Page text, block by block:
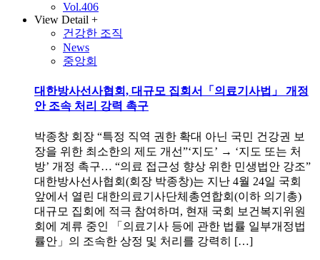
Vol.406
View Detail +
건강한 조직
News
중앙회
대한방사선사협회, 대규모 집회서「의료기사법」 개정
안 조속 처리 강력 촉구
박종창 회장 “특정 직역 권한 확대 아닌 국민 건강권 보
장을 위한 최소한의 제도 개선”‘지도’ → ‘지도 또는 처
방’ 개정 촉구… “의료 접근성 향상 위한 민생법안 강조”
대한방사선사협회(회장 박종창)는 지난 4월 24일 국회
앞에서 열린 대한의료기사단체총연합회(이하 의기총)
대규모 집회에 적극 참여하며, 현재 국회 보건복지위원
회에 계류 중인 「의료기사 등에 관한 법률 일부개정법
률안」의 조속한 상정 및 처리를 강력히 […]